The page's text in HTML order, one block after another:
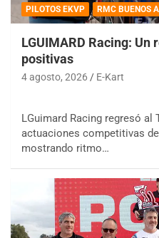
PILOTOS EKVP RMC BUENOS
LGUIMARD Racing: Un
positivas
4 agosto, 2026 E-Kart
LGuimard Racing regresó al
actuaciones competitivas
mostrando ritmo…